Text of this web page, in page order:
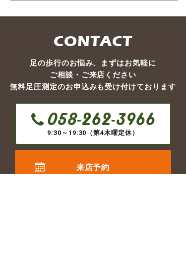
CONTACT
足の歩行のお悩み、まずはお気軽に
ご相談・ご来店ください
無料足圧測定のお申込みも受け付けております
058-262-3966
9:30～19:30（第4木曜定休）
来店予約